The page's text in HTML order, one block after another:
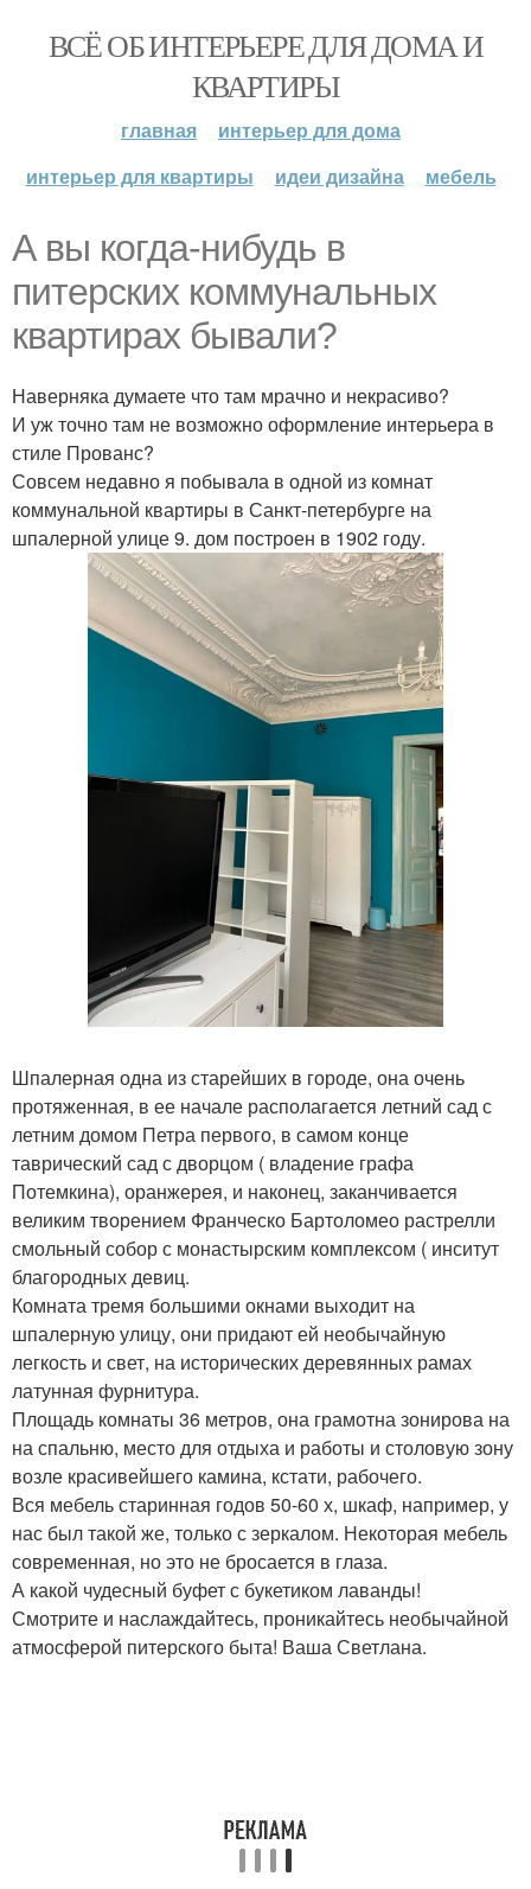
ВСЁ ОБ ИНТЕРЬЕРЕ ДЛЯ ДОМА И
КВАРТИРЫ
главная
интерьер для дома
интерьер для квартиры
идеи дизайна мебель
А вы когда-нибудь в
питерских коммунальных
квартирах бывали?
Наверняка думаете что там мрачно и некрасиво?
И уж точно там не возможно оформление интерьера в
стиле Прованс?
Совсем недавно я побывала в одной из комнат
коммунальной квартиры в Санкт-петербурге на
шпалерной улице 9. дом построен в 1902 году.
Шпалерная одна из старейших в городе, она очень
протяженная, в ее начале располагается летний сад с
летним домом Петра первого, в самом конце
таврический сад с дворцом ( владение графа
Потемкина), оранжерея, и наконец, заканчивается
великим творением Франческо Бартоломео растрелли
смольный собор с монастырским комплексом ( инситут
благородных девиц.
Комната тремя большими окнами выходит на
шпалерную улицу, они придают ей необычайную
легкость и свет, на исторических деревянных рамах
латунная фурнитура.
Площадь комнаты 36 метров, она грамотна зонирова на
на спальню, место для отдыха и работы и столовую зону
возле красивейшего камина, кстати, рабочего.
Вся мебель старинная годов 50-60 х, шкаф, например, у
нас был такой же, только с зеркалом. Некоторая мебель
современная, но это не бросается в глаза.
А какой чудесный буфет с букетиком лаванды!
Смотрите и наслаждайтесь, проникайтесь необычайной
атмосферой питерского быта! Ваша Светлана.